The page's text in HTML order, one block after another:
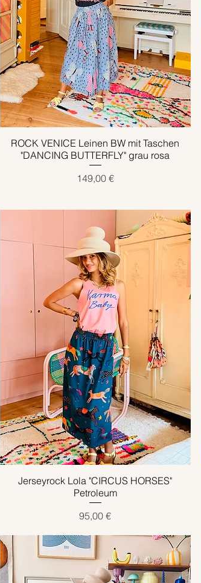
Schnellansicht
ROCK VENICE Leinen BW mit Taschen
"DANCING BUTTERFLY" grau rosa
Preis
149,00 €
Schnellansicht
Jerseyrock Lola "CIRCUS HORSES"
Petroleum
Preis
95,00 €